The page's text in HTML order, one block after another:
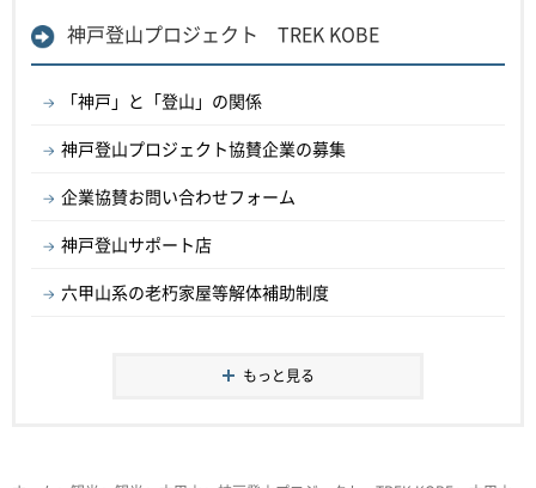
神戸登山プロジェクト TREK KOBE
「神戸」と「登山」の関係
神戸登山プロジェクト協賛企業の募集
企業協賛お問い合わせフォーム
神戸登山サポート店
六甲山系の老朽家屋等解体補助制度
もっと見る